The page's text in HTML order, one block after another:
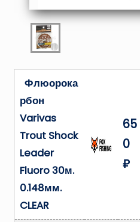
Флюорока
рбон
Varivas
Trout Shock
Leader
Fluoro 30м.
0.148мм.
CLEAR
65
0
₽